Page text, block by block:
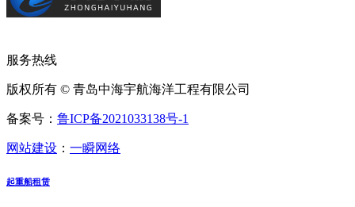
服务热线
版权所有 © 青岛中海宇航海洋工程有限公司
备案号： 鲁ICP备2021033138号-1
网站建设 ： 一瞬网络
起重船租赁